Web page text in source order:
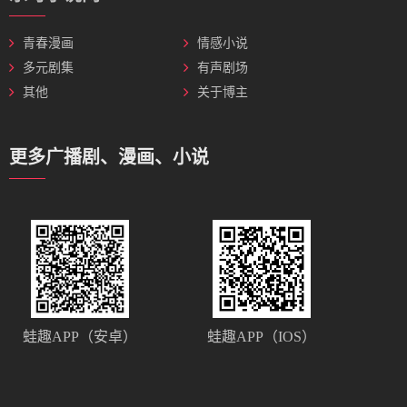
青春漫画
情感小说
多元剧集
有声剧场
其他
关于博主
更多广播剧、漫画、小说
蛙趣APP（安卓） 蛙趣APP（IOS）